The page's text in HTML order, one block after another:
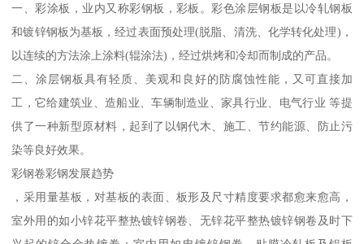
一、彩涂板，业内又称彩钢板，彩板。彩色涂层钢板是以冷轧钢板
和镀锌钢板为基板，经过表面预处理(脱脂、清洗、化学转化处理)，
以连续的方法涂上涂料(辊涂法)，经过烘烤和冷却而制成的产品。
二、涂层钢板具有轻质、美观和良好的防腐蚀性能，又可直接加
工，它给建筑业、造船业、车辆制造业、家具行业、电气行业 等提
供了一种新型原材料，起到了以钢代木、施工、节约能源、防止污
染等良好效果。
彩钢卷彩钢发展趋势
，采用量基板，对基板的表面、板形及尺寸精度要求都愈来愈高，
室外用的如小锌花平整热镀锌钢卷、无锌花平整热镀锌钢卷及时下